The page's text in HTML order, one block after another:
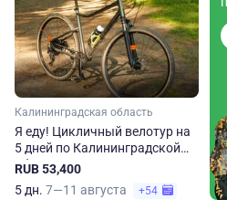
Калининградская область
Я еду! Цикличный велотур на
5 дней по Калининградской
области
RUB 53,400
5 дн. 7—11 августа +54